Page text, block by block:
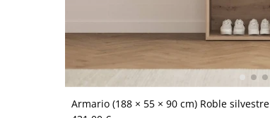
Armario (188 × 55 × 90 cm) Roble silvestre